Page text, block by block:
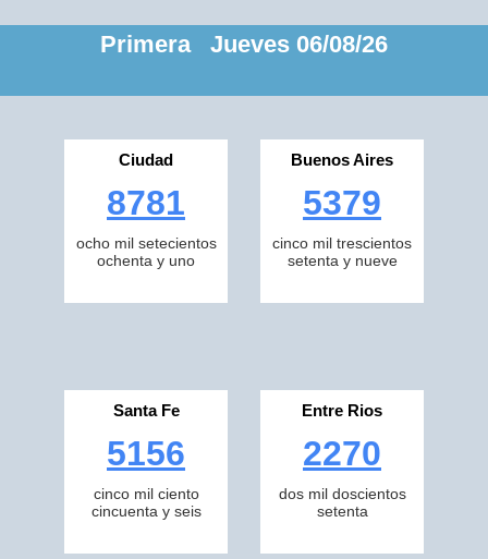
Primera Jueves 06/08/26
Ciudad
8781
ocho mil setecientos
ochenta y uno
Buenos Aires
5379
cinco mil trescientos
setenta y nueve
Santa Fe
5156
cinco mil ciento
cincuenta y seis
Entre Rios
2270
dos mil doscientos
setenta